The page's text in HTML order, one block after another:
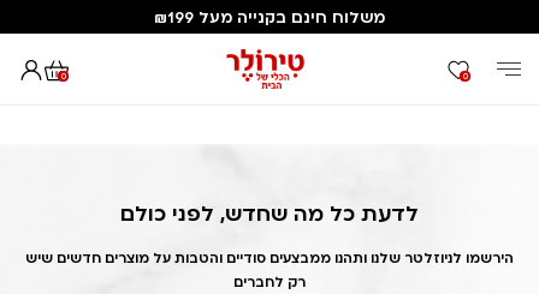
משלוח חינם בקנייה מעל ₪199
0 0
דף הבית Out of Stock Alert 2025/02/07 1738936578
לדעת כל מה שחדש, לפני כולם
הירשמו לניוזלטר שלנו ותהנו ממבצעים סודיים והטבות על מוצרים חדשים שיש
רק לחברים